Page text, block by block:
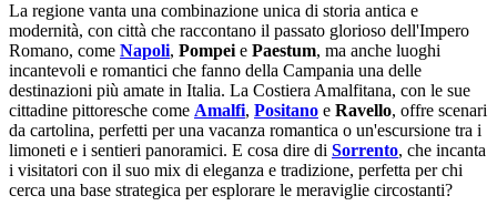
La regione vanta una combinazione unica di storia antica e
modernità, con città che raccontano il passato glorioso dell'Impero
Romano, come Napoli, Pompei e Paestum, ma anche luoghi
incantevoli e romantici che fanno della Campania una delle
destinazioni più amate in Italia. La Costiera Amalfitana, con le sue
cittadine pittoresche come Amalfi, Positano e Ravello, offre scenari
da cartolina, perfetti per una vacanza romantica o un'escursione tra i
limoneti e i sentieri panoramici. E cosa dire di Sorrento, che incanta
i visitatori con il suo mix di eleganza e tradizione, perfetta per chi
cerca una base strategica per esplorare le meraviglie circostanti?